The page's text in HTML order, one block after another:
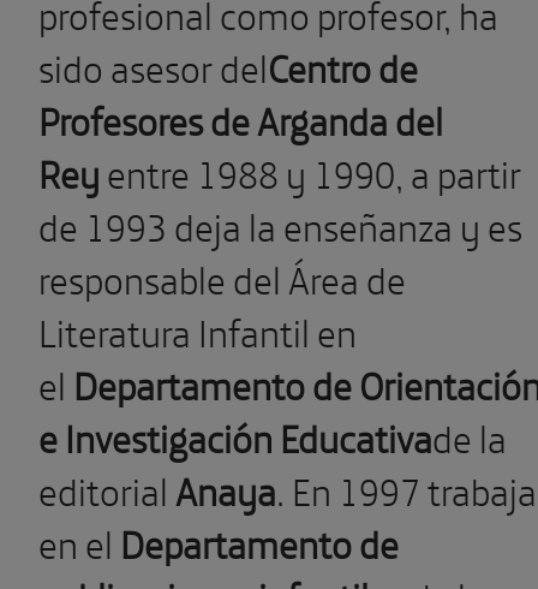
profesional como profesor, ha
sido asesor delCentro de
Profesores de Arganda del
Reyentre 1988 y 1990, a partir
de 1993 deja la enseñanza y es
responsable del Área de
Literatura Infantil en
el Departamento de
e Investigación Educativade la
editorialAnaya. En 1997 trabaja
en el Departamento de